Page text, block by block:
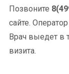
Позвоните
сайте.
Врач выедет в
визита.